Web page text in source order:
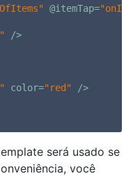
@itemTap=
/>
color="red"
/>
será usado se
você